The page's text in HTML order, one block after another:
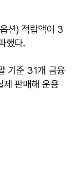
션) 적립액이 3
했다.
기준 31개 금융
판매해 운용